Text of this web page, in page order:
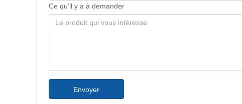
Ce qu’il y a à demander
Envoyer